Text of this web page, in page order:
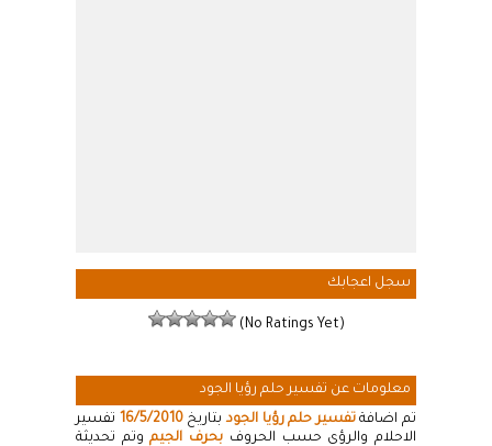
سجل اعجابك
(No Ratings Yet)
معلومات عن تفسير حلم رؤيا الجود
تم اضافةتفسير حلم رؤيا الجودبتاريخ16/5/2010 تفسير
الاحلام والرؤى حسب الحروف بحرف الجيموتم تحديثة